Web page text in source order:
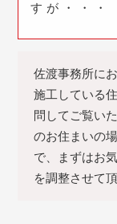
すが・・・
佐渡事務所に
施工している
問してご覧い
のお住まいの
で、まずはお
を調整させて